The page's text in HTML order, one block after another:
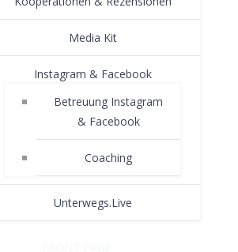
Media Kit
Instagram & Facebook
Betreuung Instagram
& Facebook
Coaching
Unterwegs.Live